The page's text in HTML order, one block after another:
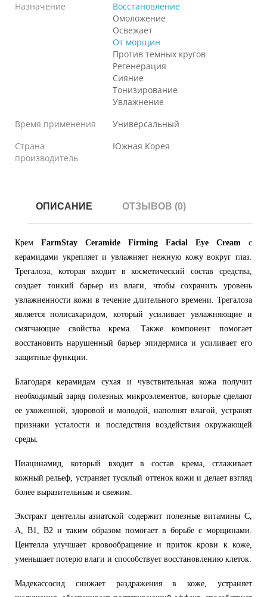
Назначение
Восстановление
Омоложение
Освежает
От морщин
Против темных кругов
Регенерация
Сияние
Тонизирование
Увлажнение
Время применения
Универсальный
Страна
производитель
Южная Корея
ОПИСАНИЕ ОТЗЫВОВ (0)
Крем FarmStay Ceramide Firming Facial Eye Cream
с
керамидами укрепляет и увлажняет нежную кожу вокруг глаз.
Трегалоза, которая входит в косметический состав средства,
создает тонкий барьер из влаги, чтобы сохранить уровень
увлажненности кожи в течение длительного времени. Трегалоза
является полисахаридом, который усиливает увлажняющие и
смягчающие свойства крема. Также компонент помогает
восстановить нарушенный барьер эпидермиса и усиливает его
защитные функции.
Благодаря керамидам сухая и чувствительная кожа получит
необходимый заряд полезных микроэлементов, которые сделают
ее ухоженной, здоровой и молодой, наполнят влагой, устранят
признаки усталости и последствия воздействия окружающей
среды.
Ниацинамид, который входит в состав крема, сглаживает
кожный рельеф, устраняет тусклый оттенок кожи и делает взгляд
более выразительным и свежим.
Экстракт центеллы азиатской содержит полезные витамины C,
A, B1, B2 и таким образом помогает в борьбе с морщинами.
Центелла улучшает кровообращение и приток крови к коже,
уменьшает потерю влаги и способствует восстановлению клеток.
Мадекассосид снижает раздражения в коже, устраняет